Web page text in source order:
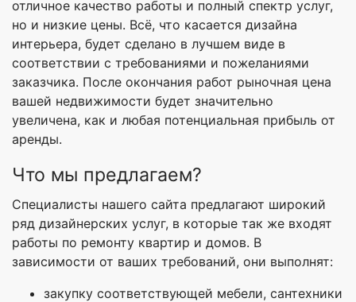
отличное качество работы и полный спектр услуг,
но и низкие цены. Всё, что касается дизайна
интерьера, будет сделано в лучшем виде в
соответствии с требованиями и пожеланиями
заказчика. После окончания работ рыночная цена
вашей недвижимости будет значительно
увеличена, как и любая потенциальная прибыль от
аренды.
Что мы предлагаем?
Специалисты нашего сайта предлагают широкий
ряд дизайнерских услуг, в которые так же входят
работы по ремонту квартир и домов. В
зависимости от ваших требований, они выполнят:
закупку соответствующей мебели, сантехники